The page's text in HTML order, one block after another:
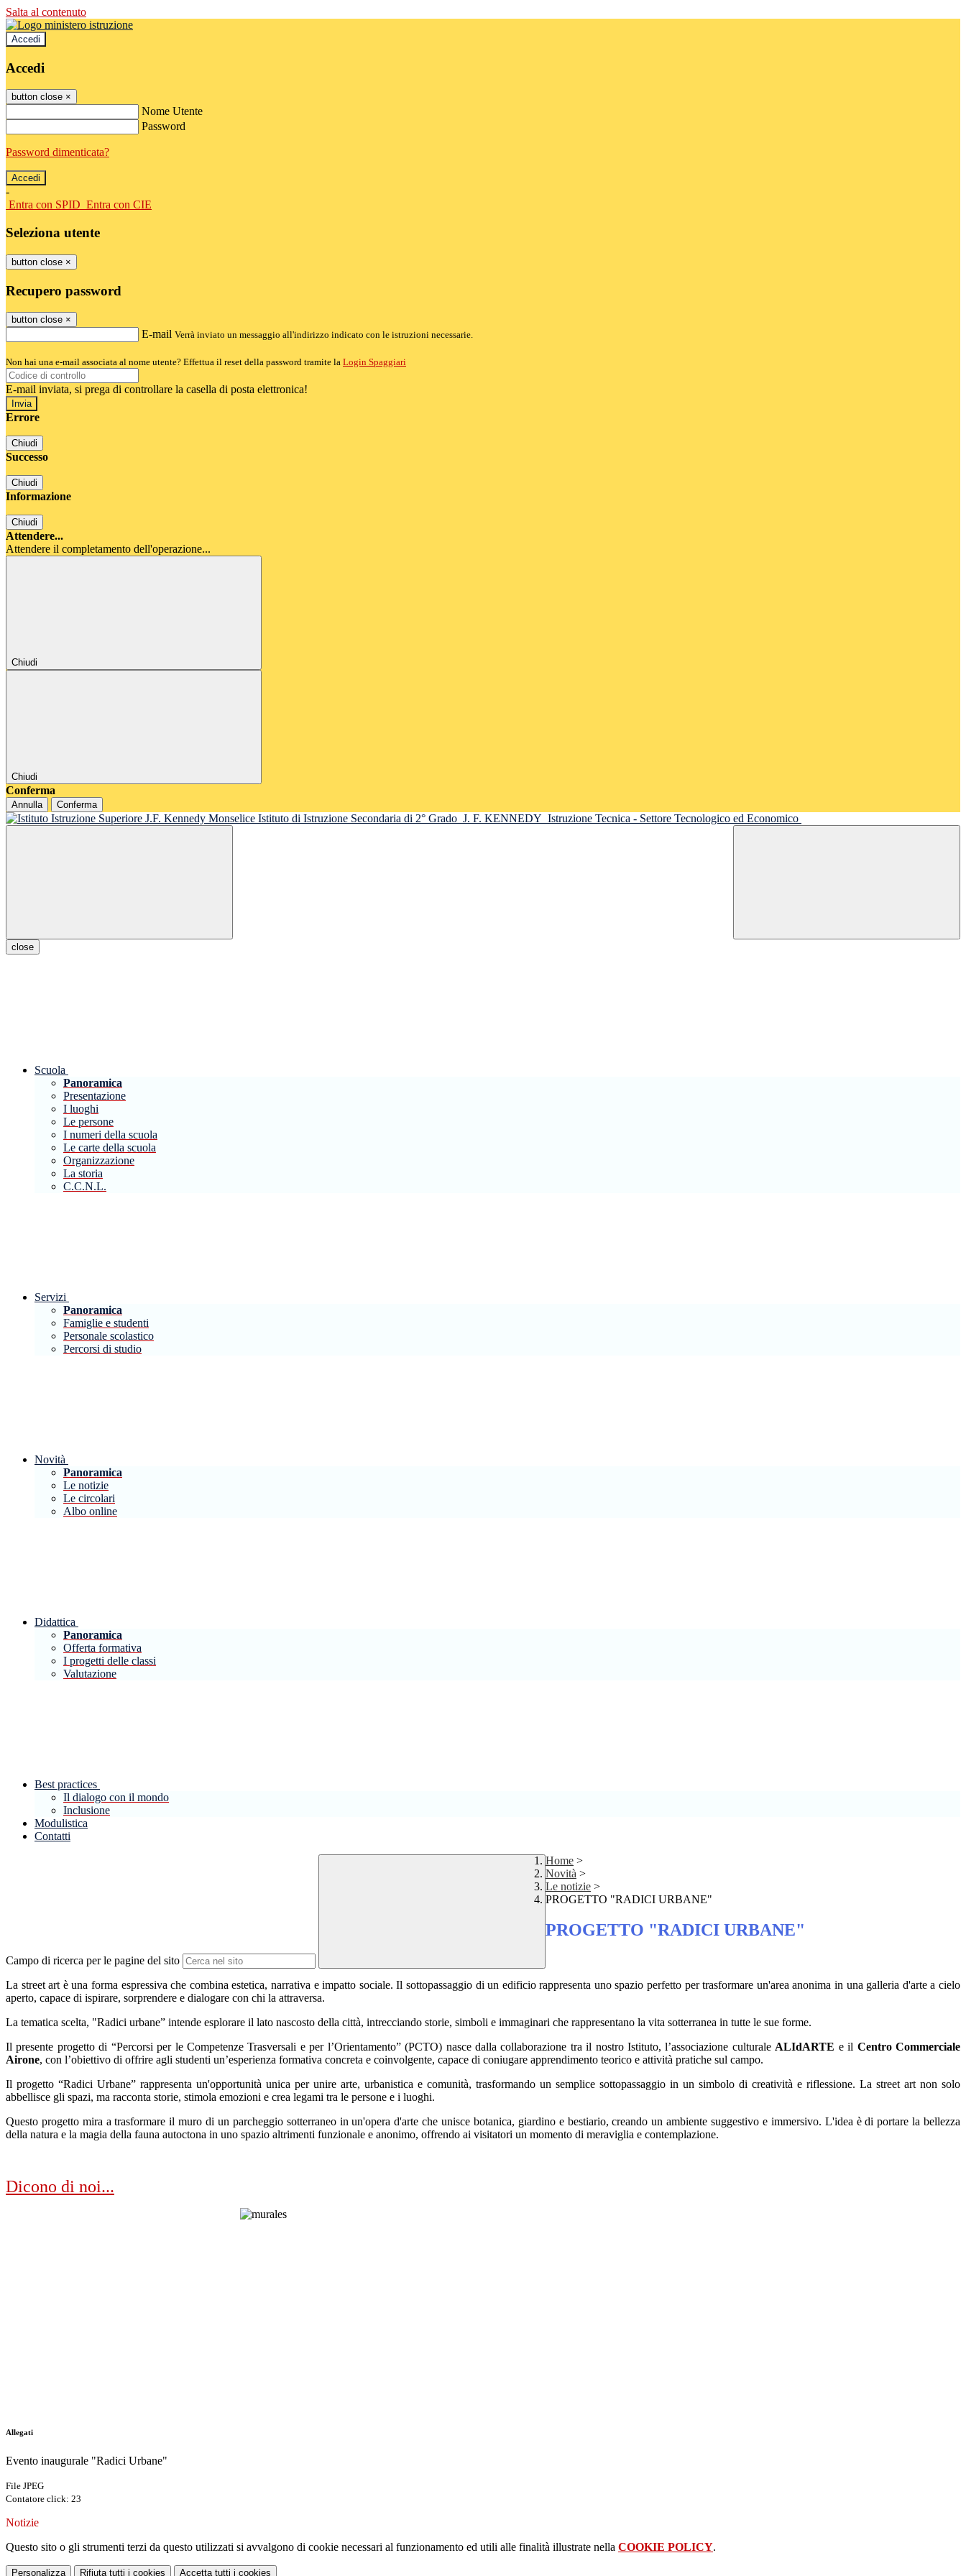
Salta al contenuto
Accedi
Accedi
button close ×
Nome Utente
Password
Password dimenticata?
-
Entra con SPID Entra con CIE
Seleziona utente
button close ×
Recupero password
button close ×
E-mail Verrà inviato un messaggio all'indirizzo indicato con le istruzioni necessarie.
Non hai una e-mail associata al nome utente? Effettua il reset della password tramite la Login Spaggiari
E-mail inviata, si prega di controllare la casella di posta elettronica!
Errore
Chiudi
Successo
Chiudi
Informazione
Chiudi
Attendere...
Attendere il completamento dell'operazione...
Chiudi
Chiudi
Conferma
Annulla Conferma
Istituto di Istruzione Secondaria di 2° Grado J. F. KENNEDY Istruzione Tecnica - Settore Tecnologico ed Economico
close
Scuola
Panoramica
Presentazione
I luoghi
Le persone
I numeri della scuola
Le carte della scuola
Organizzazione
La storia
C.C.N.L.
Servizi
Panoramica
Famiglie e studenti
Personale scolastico
Percorsi di studio
Novità
Panoramica
Le notizie
Le circolari
Albo online
Didattica
Panoramica
Offerta formativa
I progetti delle classi
Valutazione
Best practices
Il dialogo con il mondo
Inclusione
Modulistica
Contatti
Campo di ricerca per le pagine del sito
Home >
Novità >
Le notizie >
PROGETTO "RADICI URBANE"
PROGETTO "RADICI URBANE"
La street art è una forma espressiva che combina estetica, narrativa e impatto sociale. Il sottopassaggio di un edificio rappresenta uno spazio perfetto per trasformare un'area anonima in una galleria d'arte a cielo
aperto, capace di ispirare, sorprendere e dialogare con chi la attraversa.
La tematica scelta, "Radici urbane” intende esplorare il lato nascosto della città, intrecciando storie, simboli e immaginari che rappresentano la vita sotterranea in tutte le sue forme.
Il presente progetto di “Percorsi per le Competenze Trasversali e per l’Orientamento” (PCTO) nasce dalla collaborazione tra il nostro Istituto, l’associazione culturale ALIdARTE e il CentroCommerciale
Airone, con l’obiettivo di offrire agli studenti un’esperienza formativa concreta e coinvolgente, capace di coniugare apprendimento teorico e attività pratiche sul campo.
Il progetto “Radici Urbane” rappresenta un'opportunità unica per unire arte, urbanistica e comunità, trasformando un semplice sottopassaggio in un simbolo di creatività e riflessione. La street art non solo
abbellisce gli spazi, ma racconta storie, stimola emozioni e crea legami tra le persone e i luoghi.
Questo progetto mira a trasformare il muro di un parcheggio sotterraneo in un'opera d'arte che unisce botanica, giardino e bestiario, creando un ambiente suggestivo e immersivo. L'idea è di portare la bellezza
della natura e la magia della fauna autoctona in uno spazio altrimenti funzionale e anonimo, offrendo ai visitatori un momento di meraviglia e contemplazione.
Dicono di noi...
Allegati
Evento inaugurale "Radici Urbane"
File JPEG
Contatore click: 23
Notizie
Questo sito o gli strumenti terzi da questo utilizzati si avvalgono di cookie necessari al funzionamento ed utili alle finalità illustrate nella COOKIE POLICY.
Personalizza Rifiuta tutti i cookies Accetta tutti i cookies